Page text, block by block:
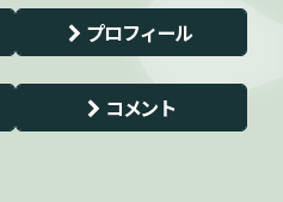
プロフィール
コメント